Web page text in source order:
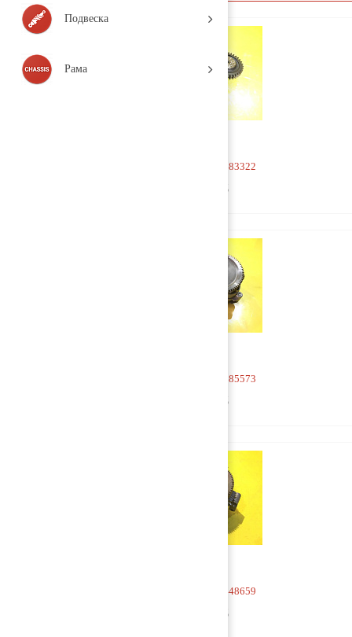
Подвеска
Рама
Насос масляный 0683322
5 000 руб
Насос масляный 1385573
4 000 руб
Насос масляный 1448659
4 000 руб